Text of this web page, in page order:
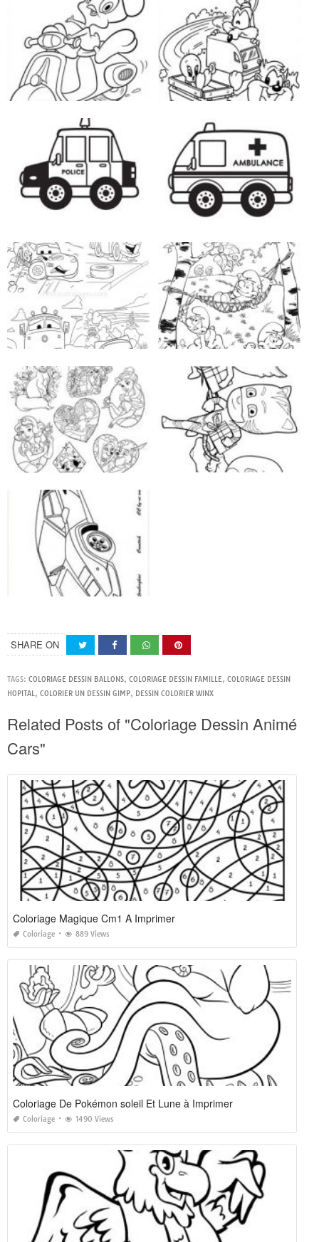
SHARE ON
TAGS: COLORIAGE DESSIN BALLONS, COLORIAGE DESSIN FAMILLE, COLORIAGE DESSIN
HOPITAL, COLORIER UN DESSIN GIMP, DESSIN COLORIER WINX
Related Posts of "Coloriage Dessin Animé
Cars"
Coloriage Magique Cm1 A Imprimer
Coloriage 889 Views
Coloriage De Pokémon soleil Et Lune à Imprimer
Coloriage 1490 Views